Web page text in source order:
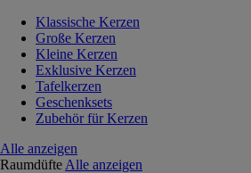
Klassische Kerzen
Große Kerzen
Kleine Kerzen
Exklusive Kerzen
Tafelkerzen
Geschenksets
Zubehör für Kerzen
Alle anzeigen
Raumdüfte Alle anzeigen